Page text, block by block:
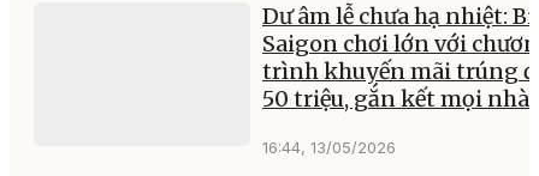
Dư âm lễ chưa hạ nhiệt:
Saigon chơi lớn với
trình khuyến mãi trúng
50 triệu, gắn kết mọi nhà
16:44, 13/05/2026